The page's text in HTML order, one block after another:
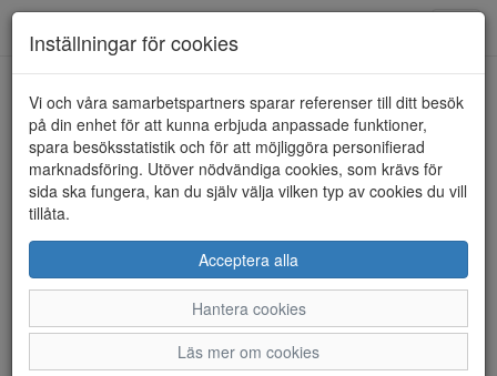
HEM ILVES
Inställningar för cookies
Vi och våra samarbetspartners sparar referenser till ditt besök
på din enhet för att kunna erbjuda anpassade funktioner,
spara besöksstatistik och för att möjliggöra personifierad
marknadsföring. Utöver nödvändiga cookies, som krävs för
sida ska fungera, kan du själv välja vilken typ av cookies du vill
tillåta.
Acceptera alla
Hantera cookies
Läs mer om cookies